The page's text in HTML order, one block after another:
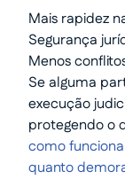
Mais rapidez
Segurança
Menos
Se alguma
execução
protegendo o
como
quanto